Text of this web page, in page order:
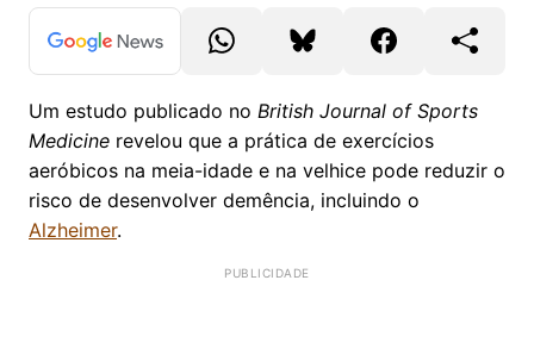
Um estudo publicado no British Journal of Sports
Medicine revelou que a prática de exercícios
aeróbicos na meia-idade e na velhice pode reduzir o
risco de desenvolver demência, incluindo o
Alzheimer.